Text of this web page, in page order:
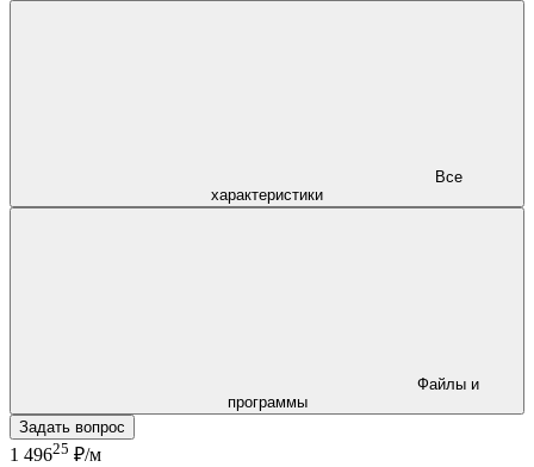
характеристики
программы
Задать вопрос
1 49625 ₽/м